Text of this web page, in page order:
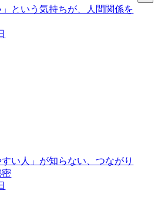
」という気持ちが、人間関係を
すい人」が知らない、つながり
密